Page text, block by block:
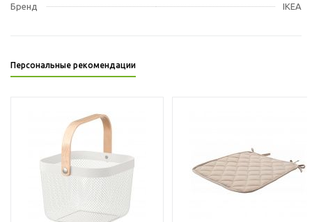
Бренд IKEA
Персональные рекомендации